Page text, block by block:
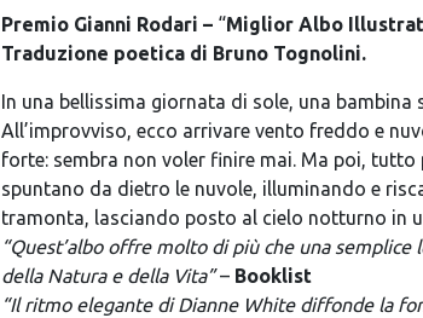
Premio Gianni Rodari – “Miglior Albo
Traduzione poetica di Bruno Tognolini.
In una bellissima giornata di sole, una
All’improvviso, ecco arrivare vento freddo e
forte: sembra non voler finire mai. Ma poi,
spuntano da dietro le nuvole, illuminando e
tramonta, lasciando posto al cielo notturno in
“Quest’albo offre molto di più che una
della Natura e della Vita”– Booklist
“Il ritmo elegante di Dianne White diffonde la